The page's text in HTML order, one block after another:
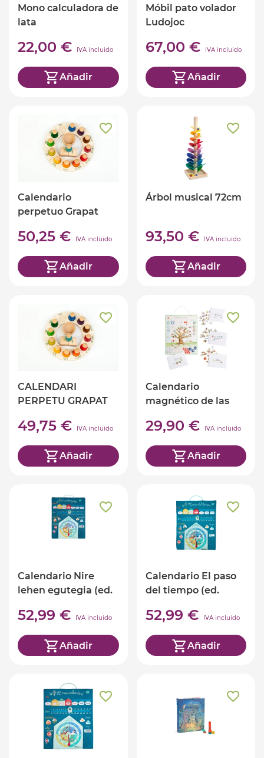
Mono calculadora de
lata
22,00 € IVA incluido
Añadir
Móbil pato volador
Ludojoc
67,00 € IVA incluido
Añadir
Calendario
perpetuo Grapat
50,25 € IVA incluido
Añadir
Árbol musical 72cm
93,50 € IVA incluido
Añadir
CALENDARI
PERPETU GRAPAT
49,75 € IVA incluido
Añadir
Calendario
magnético de las
29,90 € IVA incluido
Añadir
Calendario Nire
lehen egutegia (ed.
52,99 € IVA incluido
Añadir
Calendario El paso
del tiempo (ed.
52,99 € IVA incluido
Añadir